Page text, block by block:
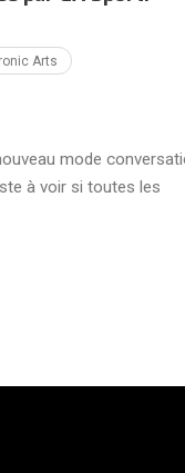
Arts
mode
à voir si toutes les